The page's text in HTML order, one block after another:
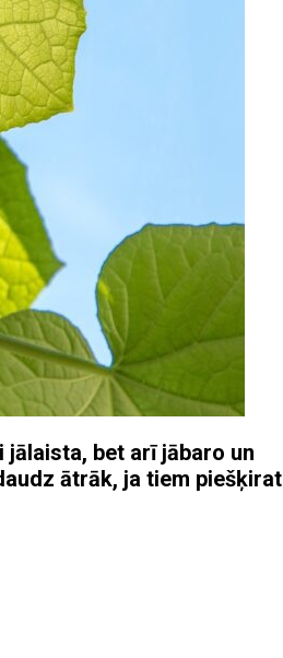
bet arī jābaro un
ātrāk, ja tiem piešķirat